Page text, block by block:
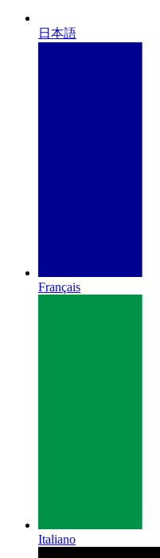
日本語
Français
Italiano